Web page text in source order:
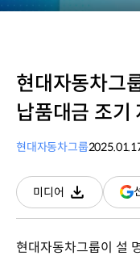
Time
현대자동차그
납품대금 조기
현대자동차그룹
미디어
다운로드
현대자동차그룹이 설